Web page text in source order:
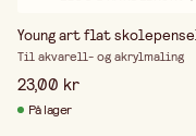
Young art flat
Til akvarell- og akrylmaling
23,00 kr
På lager